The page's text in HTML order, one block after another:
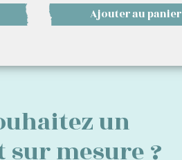
Ajouter au panier
un
mesure ?